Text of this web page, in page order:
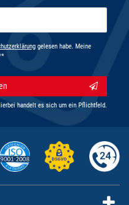
gelesen habe. Meine
handelt es sich um ein Pflichtfeld.